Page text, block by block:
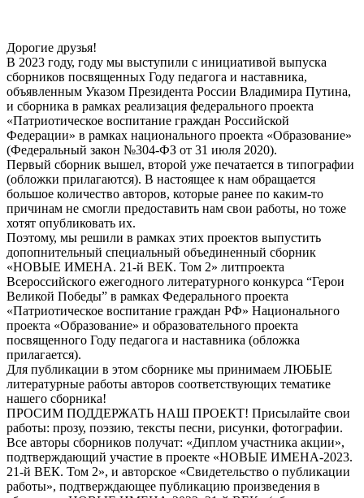
Дорогие друзья!
В 2023 году, году мы выступили с инициативой выпуска
сборников посвященных Году педагога и наставника,
объявленным Указом Президента России Владимира Путина,
и сборника в рамках реализация федерального проекта
«Патриотическое воспитание граждан Российской
Федерации» в рамках национального проекта «Образование»
(Федеральный закон №304-ФЗ от 31 июля 2020).
Первый сборник вышел, второй уже печатается в типографии
(обложки прилагаются). В настоящее к нам обращается
большое количество авторов, которые ранее по каким-то
причинам не смогли предоставить нам свои работы, но тоже
хотят опубликовать их.
Поэтому, мы решили в рамках этих проектов выпустить
допопнительный специальный объединенный сборник
«НОВЫЕ ИМЕНА. 21-й ВЕК. Том 2» литпроекта
Всероссийского ежегодного литературного конкурса “Герои
Великой Победы” в рамках Федерального проекта
«Патриотическое воспитание граждан РФ» Национального
проекта «Образование» и образовательного проекта
посвященного Году педагога и наставника (обложка
прилагается).
Для публикации в этом сборнике мы принимаем ЛЮБЫЕ
литературные работы авторов соответствующих тематике
нашего сборника!
ПРОСИМ ПОДДЕРЖАТЬ НАШ ПРОЕКТ! Присылайте свои
работы: прозу, поэзию, тексты песни, рисунки, фотографии.
Все авторы сборников получат: «Диплом участника акции»,
подтверждающий участие в проекте «НОВЫЕ ИМЕНА-2023.
21-й ВЕК. Том 2», и авторское «Свидетельство о публикации
работы», подтверждающее публикацию произведения в